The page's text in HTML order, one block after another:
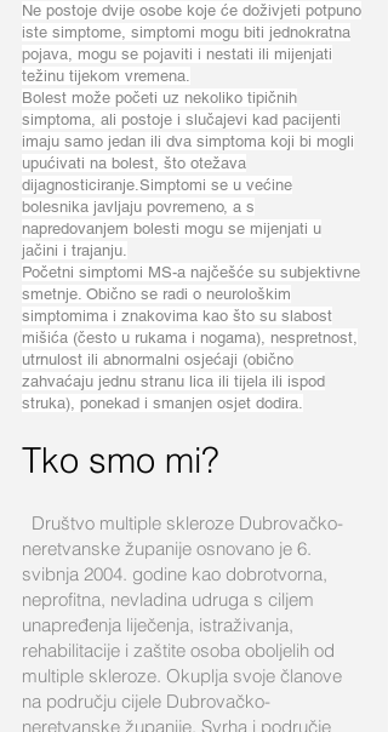
Ne postoje dvije osobe koje će doživjeti potpuno
iste simptome, simptomi mogu biti jednokratna
pojava, mogu se pojaviti i nestati ili mijenjati
težinu tijekom vremena.
Bolest može početi uz nekoliko tipičnih
simptoma, ali postoje i slučajevi kad pacijenti
imaju samo jedan ili dva simptoma koji bi mogli
upućivati na bolest, što otežava
dijagnosticiranje.Simptomi se u većine
bolesnika javljaju povremeno, a s
napredovanjem bolesti mogu se mijenjati u
jačini i trajanju.
Početni simptomi MS-a najčešće su subjektivne
smetnje. Obično se radi o neurološkim
simptomima i znakovima kao što su slabost
mišića (često u rukama i nogama), nespretnost,
utrnulost ili abnormalni osjećaji (obično
zahvaćaju jednu stranu lica ili tijela ili ispod
struka), ponekad i smanjen osjet dodira.​
Tko smo mi?
Društvo multiple skleroze Dubrovačko-
neretvanske županije osnovano je 6.
svibnja 2004. godine kao dobrotvorna,
neprofitna, nevladina udruga s ciljem
unapređenja liječenja, istraživanja,
rehabilitacije i zaštite osoba oboljelih od
multiple skleroze. Okuplja svoje članove
na području cijele Dubrovačko-
neretvanske županije. Svrha i područje